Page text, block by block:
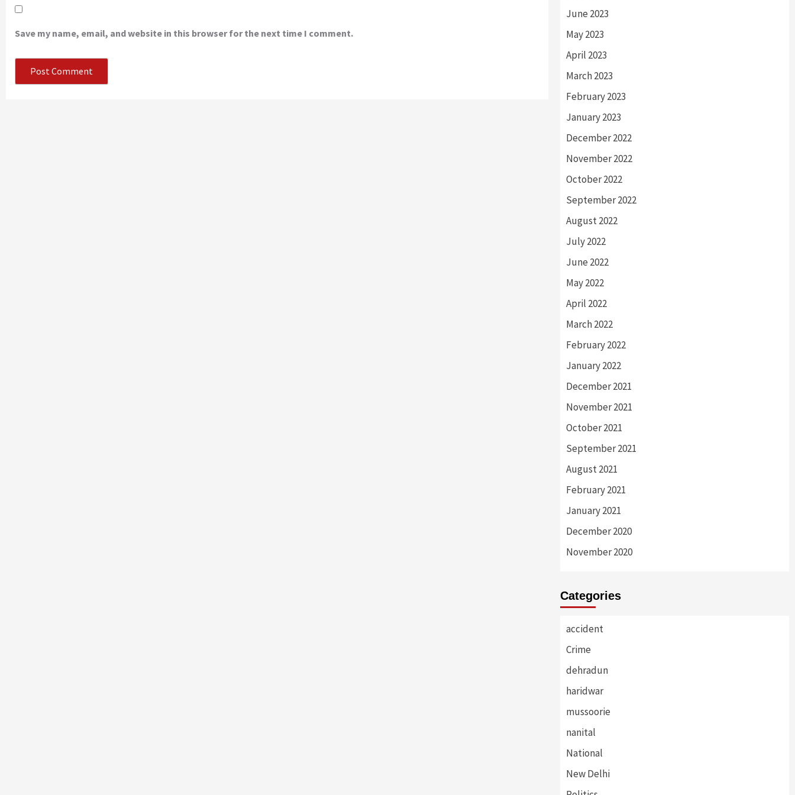
Save my name, email, and website in this browser for the next time I comment.
June 2023
May 2023
April 2023
March 2023
February 2023
January 2023
December 2022
November 2022
October 2022
September 2022
August 2022
July 2022
June 2022
May 2022
April 2022
March 2022
February 2022
January 2022
December 2021
November 2021
October 2021
September 2021
August 2021
February 2021
January 2021
December 2020
November 2020
Categories
accident
Crime
dehradun
haridwar
mussoorie
nanital
National
New Delhi